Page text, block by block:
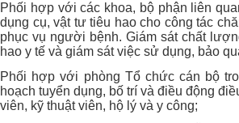
Phối hợp với các khoa, bộ phận liên
dụng cụ, vật tư tiêu hao cho công tác
phục vụ người bệnh. Giám sát chất
hao y tế và giám sát việc sử dụng, bảo
Phối hợp với phòng Tổ chức cán bộ
hoạch tuyển dụng, bố trí và điều động
viên, kỹ thuật viên, hộ lý và y công;